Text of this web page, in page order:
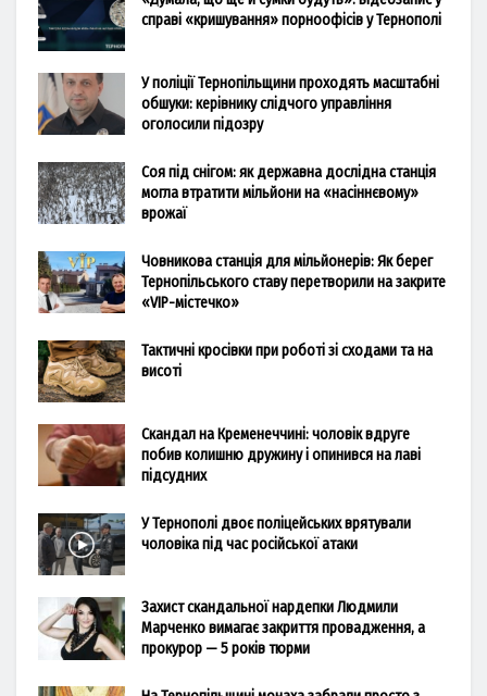
справі «кришування» порноофісів у Тернополі
У поліції Тернопільщини проходять масштабні
обшуки: керівнику слідчого управління
оголосили підозру
Соя під снігом: як державна дослідна станція
могла втратити мільйони на «насіннєвому»
врожаї
Човникова станція для мільйонерів: Як берег
Тернопільського ставу перетворили на закрите
«VIP-містечко»
Тактичні кросівки при роботі зі сходами та на
висоті
Скандал на Кременеччині: чоловік вдруге
побив колишню дружину і опинився на лаві
підсудних
У Тернополі двоє поліцейських врятували
чоловіка під час російської атаки
Захист скандальної нардепки Людмили
Марченко вимагає закриття провадження, а
прокурор — 5 років тюрми